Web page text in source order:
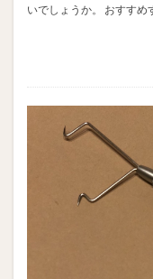
いでしょうか。 おすす